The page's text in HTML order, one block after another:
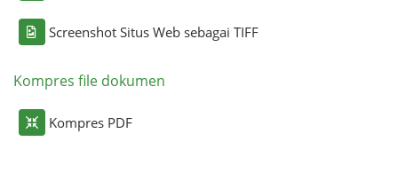
Screenshot Situs Web sebagai TIFF
Kompres file dokumen
Kompres PDF